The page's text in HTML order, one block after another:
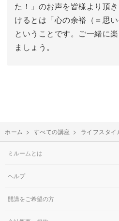
た！」のお声を皆様より頂
けるとは「心の余裕（＝思
ということです。ご一緒に
ましょう。
ホーム > すべての講座 > ライフスタ
ミルームとは
ヘルプ
開講をご希望の方